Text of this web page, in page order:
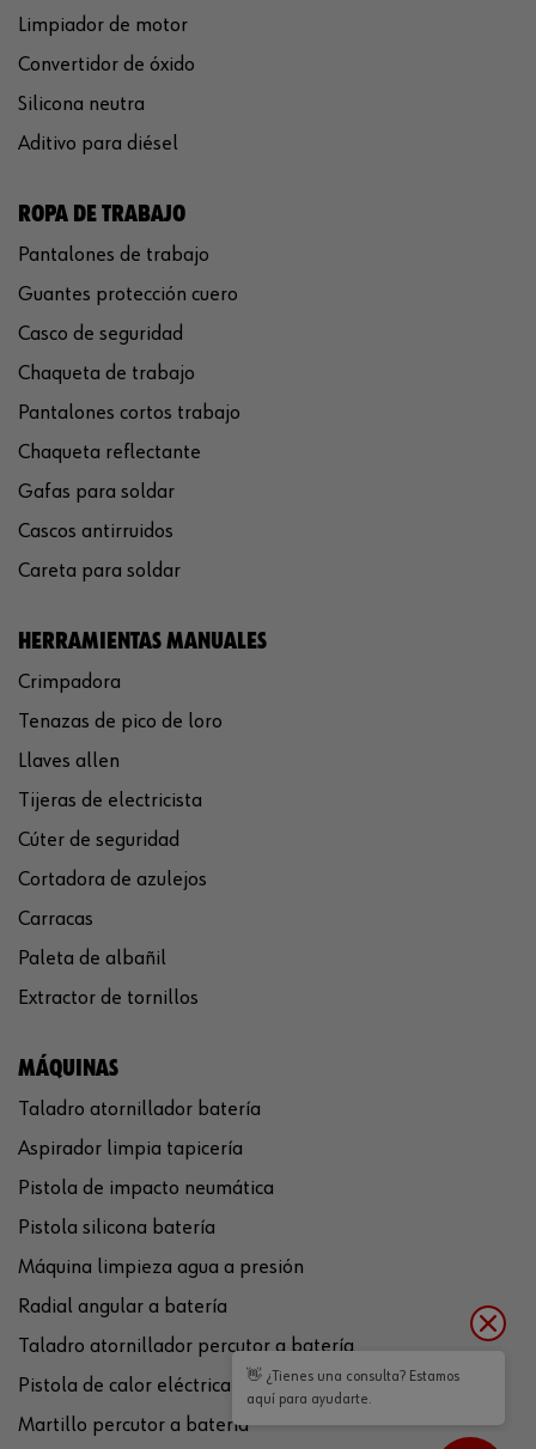
Limpiador de motor
Convertidor de óxido
Silicona neutra
Aditivo para diésel
ROPA DE TRABAJO
Pantalones de trabajo
Guantes protección cuero
Casco de seguridad
Chaqueta de trabajo
Pantalones cortos trabajo
Chaqueta reflectante
Gafas para soldar
Cascos antirruidos
Careta para soldar
HERRAMIENTAS MANUALES
Crimpadora
Tenazas de pico de loro
Llaves allen
Tijeras de electricista
Cúter de seguridad
Cortadora de azulejos
Carracas
Paleta de albañil
Extractor de tornillos
MÁQUINAS
Taladro atornillador batería
Aspirador limpia tapicería
Pistola de impacto neumática
Pistola silicona batería
Máquina limpieza agua a presión
Radial angular a batería
Taladro atornillador percutor a batería
Pistola de calor eléctrica
Martillo percutor a batería
👋 ¿Tienes una consulta? Estamos
aquí para ayudarte.